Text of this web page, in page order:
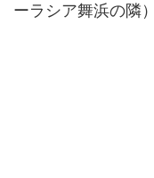
ーラシア舞浜の隣